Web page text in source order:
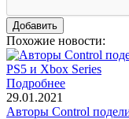
Похожие новости:
Подробнее
29.01.2021
Авторы Control